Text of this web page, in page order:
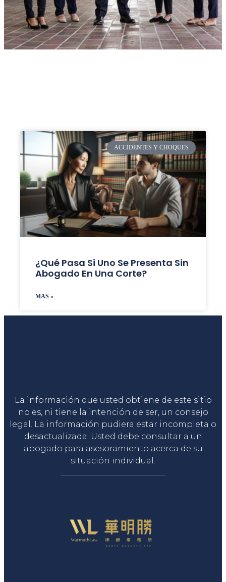
ACCIDENTES Y CHOQUES
¿Qué Pasa Si Uno Se Presenta Sin
Abogado En Una Corte?
MAS »
La información que usted obtiene de este sitio
no es, ni tiene la intención de ser, un consejo
legal. La información pudiera estar incompleta o
desactualizada. Usted debe consultar a un
abogado para asesoramiento acerca de su
situación individual.